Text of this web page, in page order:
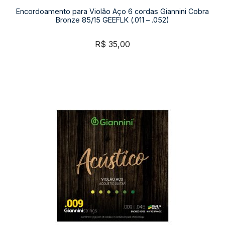
Encordoamento para Violão Aço 6 cordas Giannini Cobra
Bronze 85/15 GEEFLK (.011 – .052)
R$ 35,00